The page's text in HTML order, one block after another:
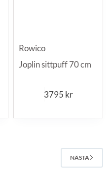
Rowico
Joplin sittpuff 70 cm
3795 kr
NÄSTA